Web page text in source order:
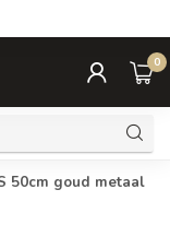
0
50cm goud metaal